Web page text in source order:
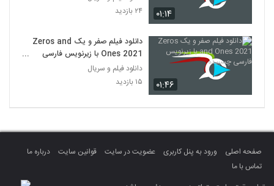
۰۱:۱۴
۲۴ بازدید
۰۱:۴۶
دانلود فیلم صفر و یک Zeros and
Ones 2021 با زیرنویس فارسی
چسبیده
دانلود فیلم و سریال
۱۵ بازدید
صفحه اصلی ورود به پنل کاربری عضویت در سایت قوانین سایت
درباره ما
تماس با ما